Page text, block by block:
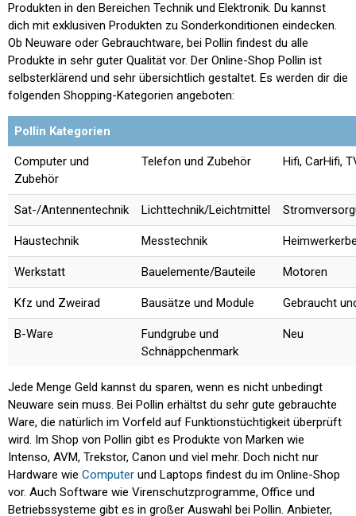
Produkten in den Bereichen Technik und Elektronik. Du kannst
dich mit exklusiven Produkten zu Sonderkonditionen eindecken.
Ob Neuware oder Gebrauchtware, bei Pollin findest du alle
Produkte in sehr guter Qualität vor. Der Online-Shop Pollin ist
selbsterklärend und sehr übersichtlich gestaltet. Es werden dir die
folgenden Shopping-Kategorien angeboten:
Pollin Kategorien
Computer und
Zubehör
Telefon und Zubehör Hifi, CarHifi,
Sat-/Antennentechnik Lichttechnik/Leichtmittel
Haustechnik Messtechnik
Werkstatt Bauelemente/Bauteile Motoren
Kfz und Zweirad Bausätze und Module Gebraucht
B-Ware
Fundgrube und
Schnäppchenmark
Neu
Jede Menge Geld kannst du sparen, wenn es nicht unbedingt
Neuware sein muss. Bei Pollin erhältst du sehr gute gebrauchte
Ware, die natürlich im Vorfeld auf Funktionstüchtigkeit überprüft
wird. Im Shop von Pollin gibt es Produkte von Marken wie
Intenso, AVM, Trekstor, Canon und viel mehr. Doch nicht nur
Hardware wie Computer und Laptops findest du im Online-Shop
vor. Auch Software wie Virenschutzprogramme, Office und
Betriebssysteme gibt es in großer Auswahl bei Pollin. Anbieter,